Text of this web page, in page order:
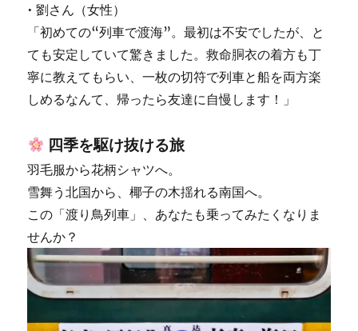
• 劉さん（女性）
「初めての“列車で渡海”。最初は不安でしたが、と
ても安定していて驚きました。救命胴衣の着方も丁
寧に教えてもらい、一枚の切符で列車と船を両方楽
しめるなんて、帰ったら友達に自慢します！」
四季を駆け抜ける旅
羽毛服から花柄シャツへ。
雪舞う北国から、椰子の木揺れる南国へ。
この「渡り鳥列車」、あなたも乗ってみたくなりま
せんか？